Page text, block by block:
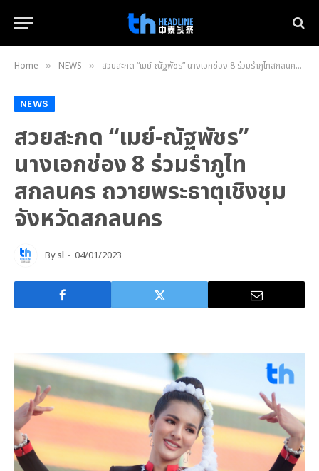
Home » NEWS » สวยสะกด “เมย์-ณัฐพัชร” นางเอกช่อง 8 ร่วมรำภูไทสกลนคร ถวายพระธาตุเชิงชุม จังหวัดสกลนคร
NEWS
สวยสะกด “เมย์-ณัฐพัชร”
นางเอกช่อง 8 ร่วมรำภูไท
สกลนคร ถวายพระธาตุเชิงชุม
จังหวัดสกลนคร
Bysl 04/01/2023